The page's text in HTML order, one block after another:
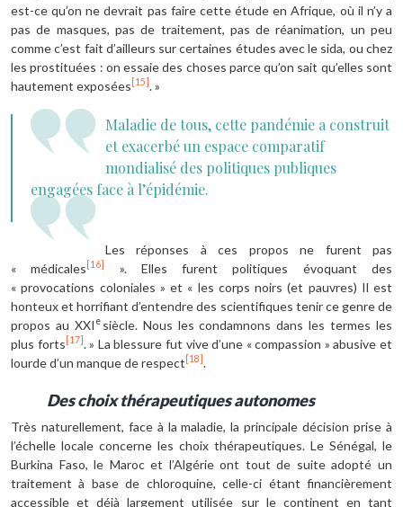
est-ce qu’on ne devrait pas faire cette étude en Afrique, où il n’y a
pas de masques, pas de traitement, pas de réanimation, un peu
comme c’est fait d’ailleurs sur certaines études avec le sida, ou chez
les prostituées : on essaie des choses parce qu’on sait qu’elles sont
hautement exposées [15] . »
Maladie de tous, cette pandémie a construit
et exacerbé un espace comparatif
mondialisé des politiques publiques
engagées face à l’épidémie.
Les réponses à ces propos ne furent pas
« médicales [16]
». Elles furent politiques évoquant des
« provocations coloniales » et « les corps noirs (et pauvres) Il est
honteux et horrifiant d’entendre des scientifiques tenir ce genre de
propos au XXI esiècle. Nous les condamnons dans les termes les
plus forts [17] . » La blessure fut vive d’une « compassion » abusive et
lourde d’un manque de respect [18] .
Des choix thérapeutiques autonomes
Très naturellement, face à la maladie, la principale décision prise à
l’échelle locale concerne les choix thérapeutiques. Le Sénégal, le
Burkina Faso, le Maroc et l’Algérie ont tout de suite adopté un
traitement à base de chloroquine, celle-ci étant financièrement
accessible et déjà largement utilisée sur le continent en tant